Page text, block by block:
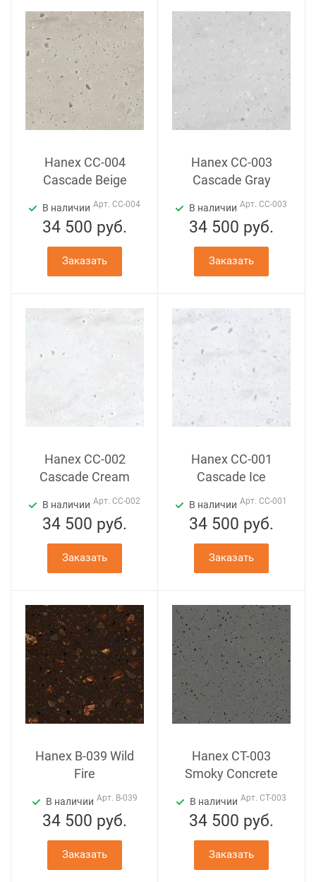
Hanex CC-004
Cascade Beige
В наличии Арт. CC-004
34 500 руб.
Заказать
Hanex СС-003
Cascade Gray
В наличии Арт. СС-003
34 500 руб.
Заказать
Hanex CC-002
Cascade Cream
В наличии Арт. CC-002
34 500 руб.
Заказать
Hanex CC-001
Cascade Ice
В наличии Арт. CC-001
34 500 руб.
Заказать
Hanex B-039 Wild
Fire
В наличии Арт. B-039
34 500 руб.
Заказать
Hanex CT-003
Smoky Concrete
В наличии Арт. CT-003
34 500 руб.
Заказать